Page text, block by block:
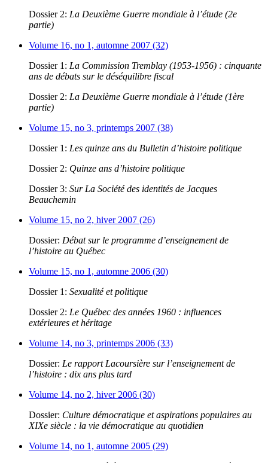
Dossier 2: La Deuxième Guerre mondiale à l’étude (2e
partie)
Volume 16, no 1, automne 2007 (32)
Dossier 1: La Commission Tremblay (1953-1956) : cinquante
ans de débats sur le déséquilibre fiscal
Dossier 2: La Deuxième Guerre mondiale à l’étude (1ère
partie)
Volume 15, no 3, printemps 2007 (38)
Dossier 1: Les quinze ans du Bulletin d’histoire politique
Dossier 2: Quinze ans d’histoire politique
Dossier 3: Sur La Société des identités de Jacques
Beauchemin
Volume 15, no 2, hiver 2007 (26)
Dossier: Débat sur le programme d’enseignement de
l’histoire au Québec
Volume 15, no 1, automne 2006 (30)
Dossier 1: Sexualité et politique
Dossier 2: Le Québec des années 1960 : influences
extérieures et héritage
Volume 14, no 3, printemps 2006 (33)
Dossier: Le rapport Lacoursière sur l’enseignement de
l’histoire : dix ans plus tard
Volume 14, no 2, hiver 2006 (30)
Dossier: Culture démocratique et aspirations populaires au
XIXe siècle : la vie démocratique au quotidien
Volume 14, no 1, automne 2005 (29)